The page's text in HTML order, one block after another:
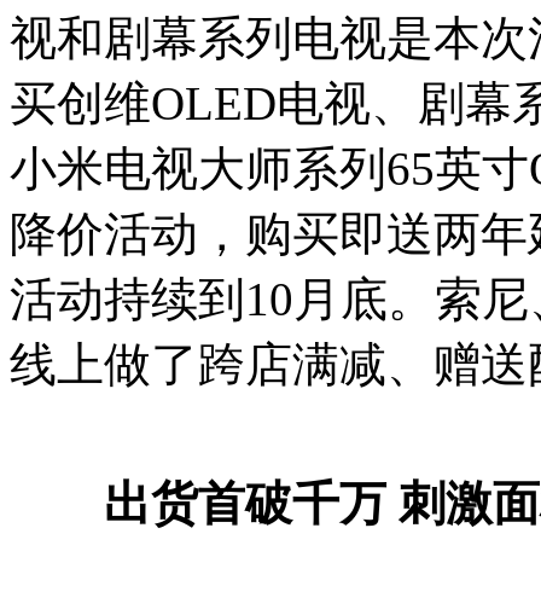
视和剧幕系列电视是本
买创维OLED电视、剧幕
小米电视大师系列65英
降价活动，购买即送两
活动持续到10月底。索
线上做了跨店满减、赠
出货首破千万 刺激面